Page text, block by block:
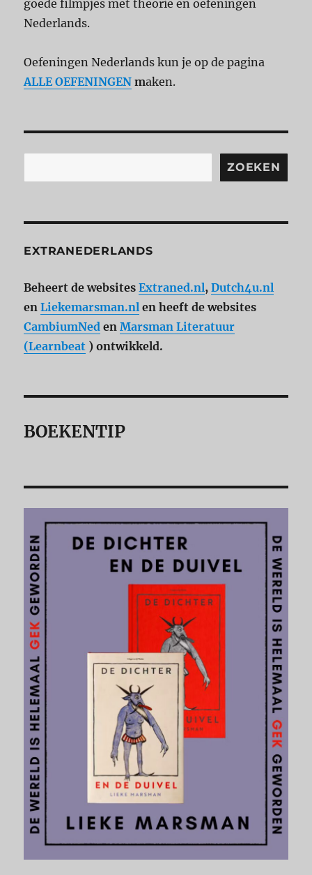
goede filmpjes met theorie en oefeningen
Nederlands.
Oefeningen Nederlands kun je op de pagina
ALLE OEFENINGEN maken.
ZOEKEN
EXTRANEDERLANDS
Beheert de websitesExtraned.nl,Dutch4u.nl
enLiekemarsman.nl en heeft de websites
CambiumNed enMarsman Literatuur
(Learnbeat ) ontwikkeld.
BOEKENTIP